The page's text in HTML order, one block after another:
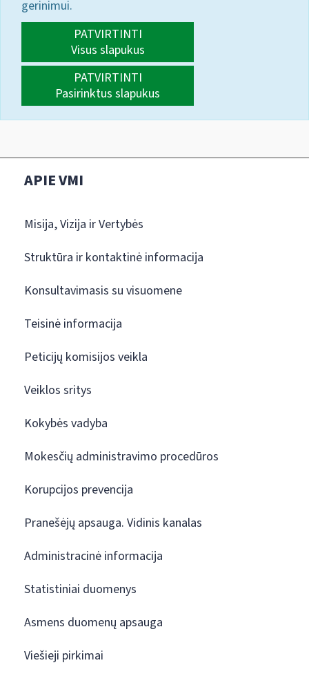
gerinimui.
PATVIRTINTI
Visus slapukus
PATVIRTINTI
Pasirinktus slapukus
APIE VMI
Misija, Vizija ir Vertybės
Struktūra ir kontaktinė informacija
Konsultavimasis su visuomene
Teisinė informacija
Peticijų komisijos veikla
Veiklos sritys
Kokybės vadyba
Mokesčių administravimo procedūros
Korupcijos prevencija
Pranešėjų apsauga. Vidinis kanalas
Administracinė informacija
Statistiniai duomenys
Asmens duomenų apsauga
Viešieji pirkimai